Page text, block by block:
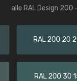
alle RAL Design 200
RAL 200 20
RAL 200 30